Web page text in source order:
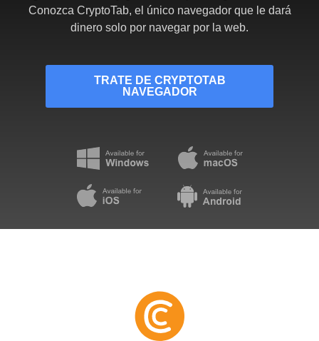
Conozca CryptoTab, el único navegador que le dará
dinero solo por navegar por la web.
TRATE DE CRYPTOTAB
NAVEGADOR